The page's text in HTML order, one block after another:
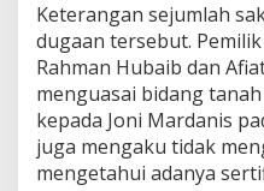
Keterangan sejumlah
dugaan tersebut.
Rahman Hubaib dan
menguasai bidang
kepada Joni Mardanis
juga mengaku tidak
mengetahui adanya